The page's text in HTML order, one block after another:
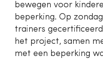
bewegen voor
beperking. Op
trainers
het project, samen
met een beperking